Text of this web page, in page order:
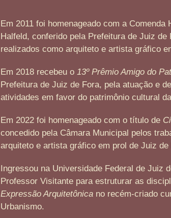
Em 2011 foi homenageado com a Comenda
Halfeld, conferido pela Prefeitura de Juiz de
realizados como arquiteto e artista gráfico
Em 2018 recebeu o 13º Prêmio Amigo do
Prefeitura de Juiz de Fora, pela atuação e
atividades em favor do patrimônio cultural
Em 2022 foi homenageado com o título de
concedido pela Câmara Municipal pelos
arquiteto e artista gráfico em prol de Juiz de
Ingressou na Universidade Federal de Juiz
Professor Visitante para estruturar as
Expressão Arquitetônica no recém-criado
Urbanismo.